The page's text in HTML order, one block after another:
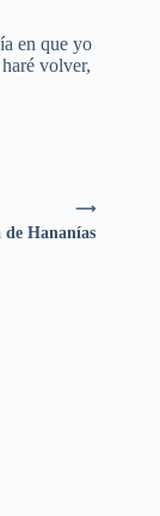
en que yo
volver,
⟶
de Hananías